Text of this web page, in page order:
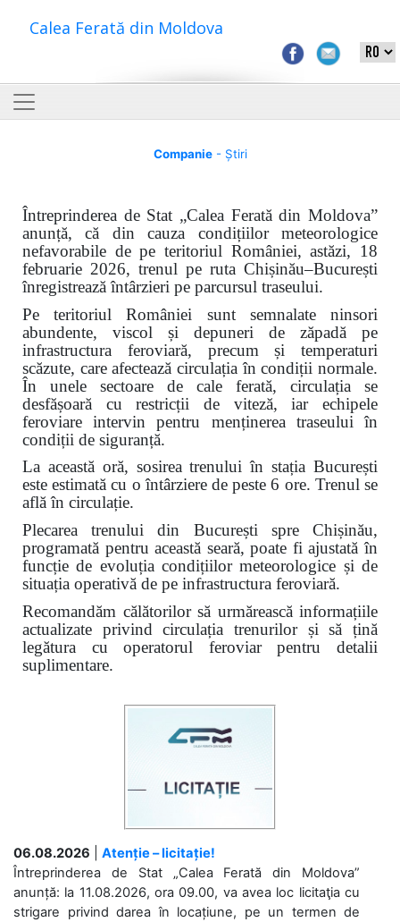
Calea Ferată din Moldova
Companie- Știri
Întreprinderea de Stat „Calea Ferată din Moldova”
anunță, că din cauza condițiilor meteorologice
nefavorabile de pe teritoriul României, astăzi, 18
februarie 2026, trenul pe ruta Chișinău–București
înregistrează întârzieri pe parcursul traseului.
Pe teritoriul României sunt semnalate ninsori
abundente, viscol și depuneri de zăpadă pe
infrastructura feroviară, precum și temperaturi
scăzute, care afectează circulația în condiții normale.
În unele sectoare de cale ferată, circulația se
desfășoară cu restricții de viteză, iar echipele
feroviare intervin pentru menținerea traseului în
condiții de siguranță.
La această oră, sosirea trenului în stația București
este estimată cu o întârziere de peste 6 ore. Trenul se
află în circulație.
Plecarea trenului din București spre Chișinău,
programată pentru această seară, poate fi ajustată în
funcție de evoluția condițiilor meteorologice și de
situația operativă de pe infrastructura feroviară.
Recomandăm călătorilor să urmărească informațiile
actualizate privind circulația trenurilor și să țină
legătura cu operatorul feroviar pentru detalii
suplimentare.
06.08.2026
Atenție – licitație!
Întreprinderea de Stat „Calea Ferată din Moldova”
anunță: la 11.08.2026, ora 09.00, va avea loc licitaţia cu
strigare privind darea în locațiune, pe un termen de